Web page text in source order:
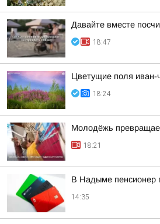
Давайте вместе
18:47
Цветущие поля иван-
18:24
Молодёжь
18:21
В Надыме пенсионер
14:35